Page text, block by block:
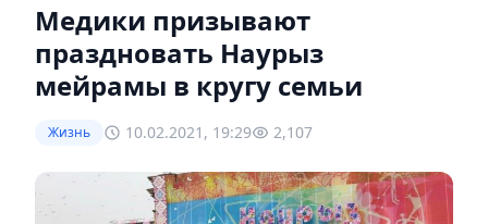
Медики призывают
праздновать Наурыз
мейрамы в кругу семьи
Жизнь 10.02.2021, 19:29 2,107